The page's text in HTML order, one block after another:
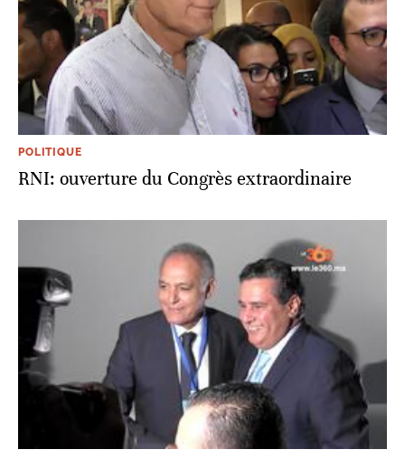
POLITIQUE
RNI: ouverture du Congrès extraordinaire